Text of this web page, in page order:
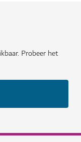
Probeer het